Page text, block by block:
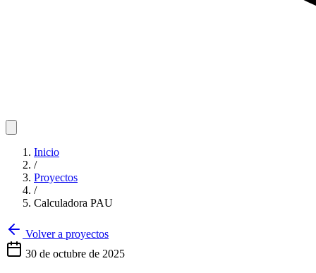
Inicio
/
Proyectos
/
Calculadora PAU
Volver a proyectos
30 de octubre de 2025